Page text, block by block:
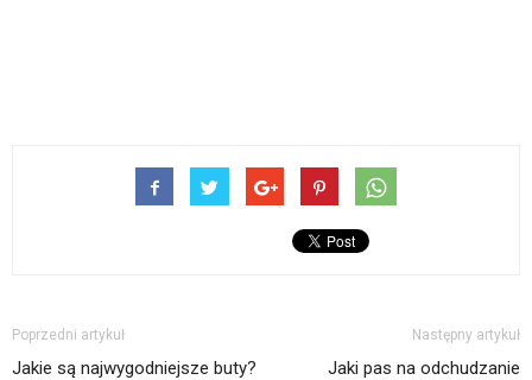
Poprzedni artykuł
Jakie są najwygodniejsze buty?
Następny artykuł
Jaki pas na odchudzanie